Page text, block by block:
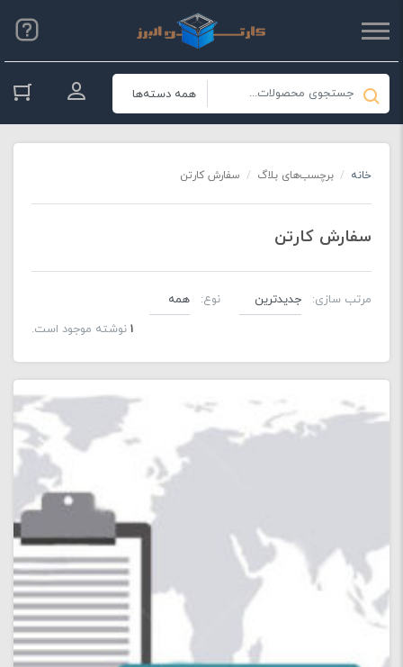
ورود به
خانه / برچسب‌های بلاگ / سفارش کارتن
سفارش کارتن
مرتب سازی:
نوع:
1 نوشته موجود است.